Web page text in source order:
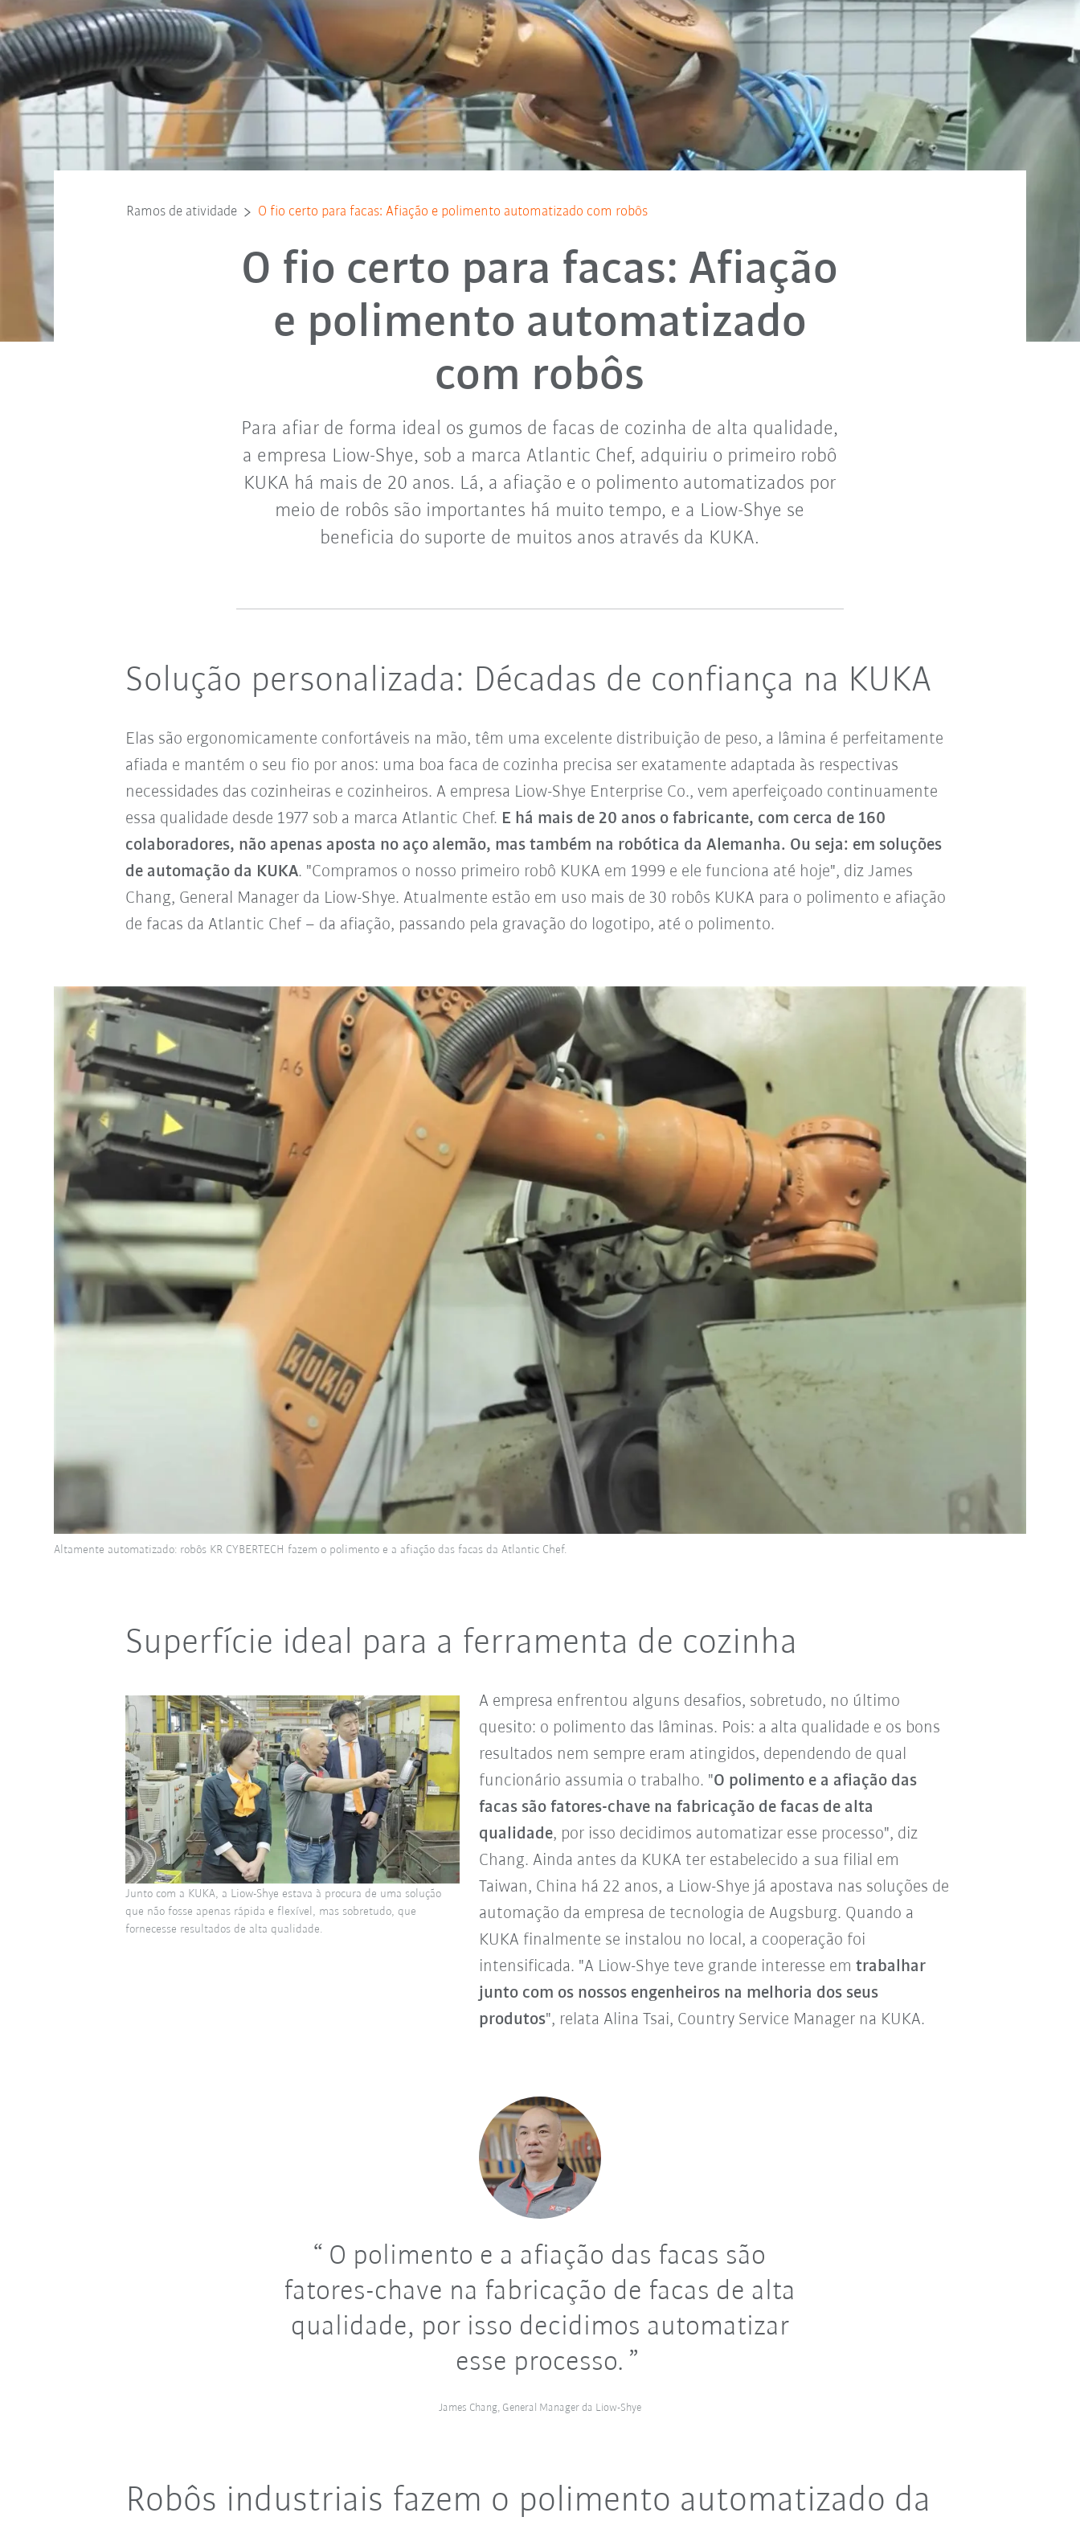
Ramos de atividade O fio certo para facas: Afiação e polimento automatizado com robôs
O fio certo para facas: Afiação
e polimento automatizado
com robôs
Para afiar de forma ideal os gumos de facas de cozinha de alta qualidade,
a empresa Liow-Shye, sob a marca Atlantic Chef, adquiriu o primeiro robô
KUKA há mais de 20 anos. Lá, a afiação e o polimento automatizados por
meio de robôs são importantes há muito tempo, e a Liow-Shye se
beneficia do suporte de muitos anos através da KUKA.
Solução personalizada: Décadas de confiança na KUKA
Elas são ergonomicamente confortáveis na mão, têm uma excelente distribuição de peso, a lâmina é perfeitamente
afiada e mantém o seu fio por anos: uma boa faca de cozinha precisa ser exatamente adaptada às respectivas
necessidades das cozinheiras e cozinheiros. A empresa Liow-Shye Enterprise Co., vem aperfeiçoado continuamente
essa qualidade desde 1977 sob a marca Atlantic Chef. E há mais de 20 anos o fabricante, com cerca de 160
colaboradores, não apenas aposta no aço alemão, mas também na robótica da Alemanha. Ou seja: em soluções
de automação da KUKA. "Compramos o nosso primeiro robô KUKA em 1999 e ele funciona até hoje", diz James
Chang, General Manager da Liow-Shye. Atualmente estão em uso mais de 30 robôs KUKA para o polimento e afiação
de facas da Atlantic Chef – da afiação, passando pela gravação do logotipo, até o polimento.
Altamente automatizado: robôs KR CYBERTECH fazem o polimento e a afiação das facas da Atlantic Chef.
Superfície ideal para a ferramenta de cozinha
A empresa enfrentou alguns desafios, sobretudo, no último
quesito: o polimento das lâminas. Pois: a alta qualidade e os bons
resultados nem sempre eram atingidos, dependendo de qual
funcionário assumia o trabalho. "O polimento e a afiação das
facas são fatores-chave na fabricação de facas de alta
qualidade, por isso decidimos automatizar esse processo", diz
Chang. Ainda antes da KUKA ter estabelecido a sua filial em
Taiwan, China há 22 anos, a Liow-Shye já apostava nas soluções de
automação da empresa de tecnologia de Augsburg. Quando a
KUKA finalmente se instalou no local, a cooperação foi
intensificada. "A Liow-Shye teve grande interesse em trabalhar
junto com os nossos engenheiros na melhoria dos seus
produtos", relata Alina Tsai, Country Service Manager na KUKA.
Junto com a KUKA, a Liow-Shye estava à procura de uma solução
que não fosse apenas rápida e flexível, mas sobretudo, que
fornecesse resultados de alta qualidade.
O polimento e a afiação das facas são
fatores-chave na fabricação de facas de alta
qualidade, por isso decidimos automatizar
esse processo.
James Chang, General Manager da Liow-Shye
Robôs industriais fazem o polimento automatizado da